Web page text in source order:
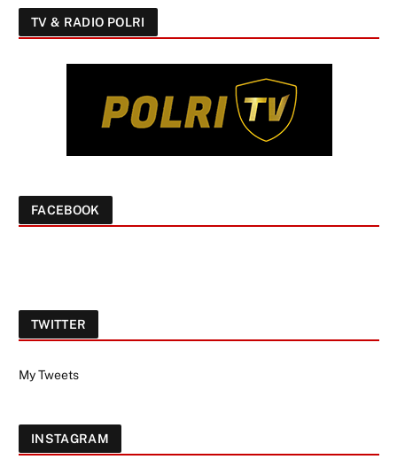
TV & RADIO POLRI
FACEBOOK
TWITTER
My Tweets
INSTAGRAM